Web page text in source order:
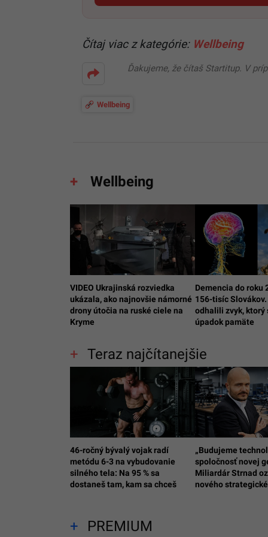
Čítaj viac z kategórie: Wellbeing
Ďakujeme, že čítaš Startitup. V
Wellbeing
Wellbeing
VIDEO Ukrajinská rozviedka
ukázala, ako najnovšie námorné
drony útočia na ruské ciele na
Kryme
Demencia do roku
156-tisíc Slovákov.
odhalili zvyk, ktorý
úpadok pamäte
Teraz najčítanejšie
46-ročný bývalý vojak radí
metódu 6-3 na vybudovanie
silného tela: Na 95 % sa
dostaneš tam, kam sa chceš
„Budujeme
spoločnosť novej
Miliardár Strnad
nového
PREMIUM